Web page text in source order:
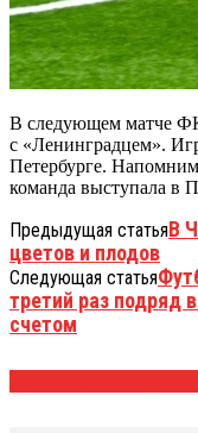
В следующем матче
с «Ленинградцем».
Петербурге.
команда выступала в
Предыдущая статьяВ
цветов и плодов
Следующая статья
третий раз
счетом